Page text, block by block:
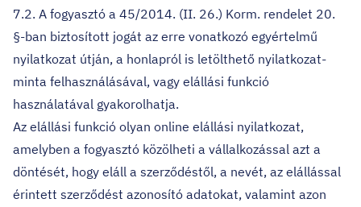
7.2. A fogyasztó a 45/2014. (II. 26.) Korm. rendelet 20.
§-ban biztosított jogát az erre vonatkozó egyértelmű
nyilatkozat útján, a honlapról is letölthető nyilatkozat-
minta felhasználásával, vagy elállási funkció
használatával gyakorolhatja.
Az elállási funkció olyan online elállási nyilatkozat,
amelyben a fogyasztó közölheti a vállalkozással azt a
döntését, hogy eláll a szerződéstől, a nevét, az elállással
érintett szerződést azonosító adatokat, valamint azon